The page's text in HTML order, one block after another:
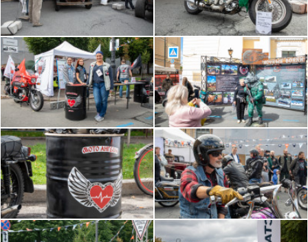
19:00 - Силовое шоу
19:20- Мотоклубы и СВО
20:00- Хедлайнер фестиваля «ЧИЧЕРИНА»
21:50 – Подведение итогов дня
22:00 - Окончание программы 1го дня фестиваля
ЗОНА МОТО-ТРИАЛ, ШАР СМЕЛОСТИ. Целый
день с 12:00 до 22:00 работают площадки:
КАСТОМ зона, Выставка ретро мотоциклов, Зона
демонстрационных заездов, площадка КЛУБОВ и
МОТООБЬЕДИНЕНИЙ, ДЕТСКАЯ зона,
МОТОИМИДЖ